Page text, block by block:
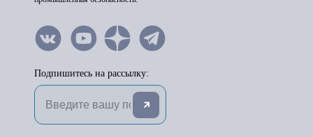
Подпишитесь на рассылку: